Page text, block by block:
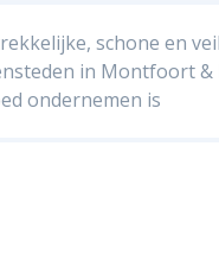
schone en
in Montfoort &
ondernemen is